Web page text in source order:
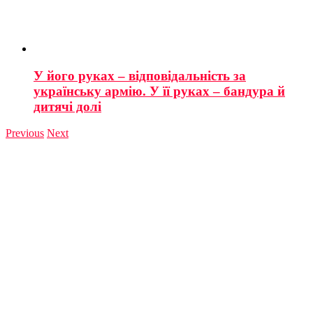
У його руках – відповідальність за
українську армію. У її руках – бандура й
дитячі долі
Previous Next